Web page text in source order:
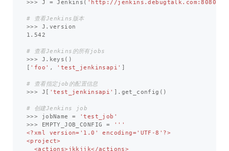
>>> J = Jenkins ( 'http://jenkins.debugtalk.com:8080'
# 查看Jenkins版本
>>>
J . version
1.542
>>>
J . keys ()
'foo' , 'test_jenkinsapi'
>>>
J 'test_jenkinsapi' ]. get_config ()
>>>
jobName =
'test_job'
>>>
EMPTY_JOB_CONFIG =
'''
<?xml version='1.0' encoding='UTF-8'?>
<project>
  <actions>jkkjjk</actions>